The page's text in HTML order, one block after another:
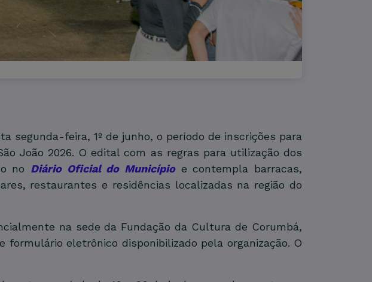
segunda-feira, 1º de junho, o período de inscrições para
João 2026. O edital com as regras para utilização dos
no Diário Oficial do Municípioe contempla barracas,
restaurantes e residências localizadas na região do
na sede da Fundação da Cultura de Corumbá,
formulário eletrônico disponibilizado pela organização. O